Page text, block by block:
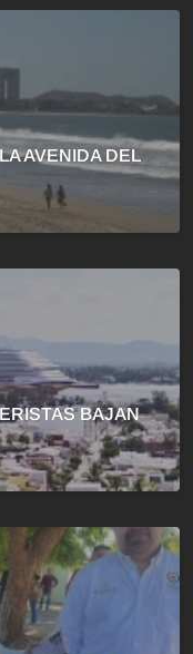
AVENIDA DEL
BAJAN